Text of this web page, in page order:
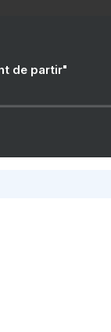
de partir"